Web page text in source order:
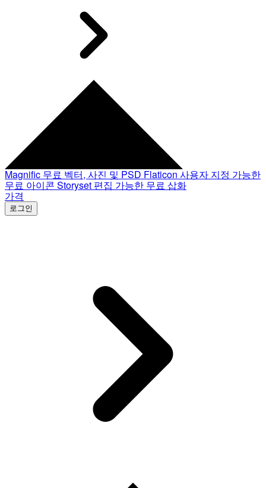
Magnific 무료 벡터, 사진 및 PSD Flaticon 사용자 지정 가능한
무료 아이콘 Storyset 편집 가능한 무료 삽화
가격
로그인